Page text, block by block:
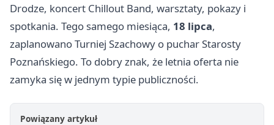
Drodze, koncert Chillout Band, warsztaty, pokazy i
spotkania. Tego samego miesiąca, 18 lipca,
zaplanowano Turniej Szachowy o puchar Starosty
Poznańskiego. To dobry znak, że letnia oferta nie
zamyka się w jednym typie publiczności.
Powiązany artykuł